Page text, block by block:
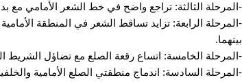
-المرحلة الثالثة: تراجع واضح في خط الشعر الأمامي مع
-المرحلة الرابعة: تزايد تساقط الشعر في المنطقة
بينهما.
-المرحلة الخامسة: اتساع رقعة الصلع مع تضاؤل الشريط
-المرحلة السادسة: اندماج منطقتي الصلع الأمامية